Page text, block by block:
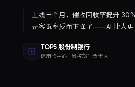
上线三个月，催收回收率提升
是客诉率反而下降了——AI 比人更
TOP5 股份制银行
信用卡中心 · 风控部门负责人